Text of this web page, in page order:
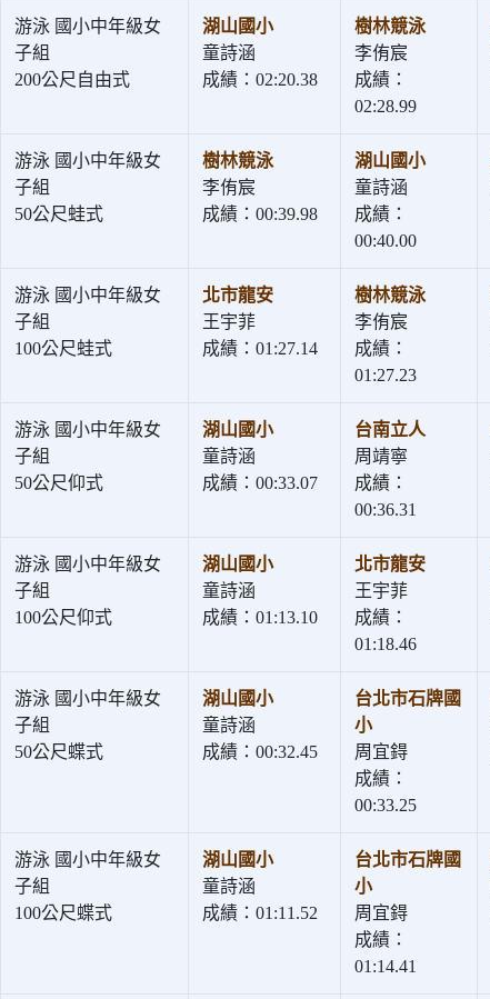
游泳 國小中年級女
子組
200公尺自由式
湖山國小
童詩涵
成績：02:20.38
樹林競泳
李侑宸
成績：
02:28.99
游泳 國小中年級女
子組
50公尺蛙式
樹林競泳
李侑宸
成績：00:39.98
湖山國小
童詩涵
成績：
00:40.00
游泳 國小中年級女
子組
100公尺蛙式
北市龍安
王宇菲
成績：01:27.14
樹林競泳
李侑宸
成績：
01:27.23
游泳 國小中年級女
子組
50公尺仰式
湖山國小
童詩涵
成績：00:33.07
台南立人
周靖寧
成績：
00:36.31
游泳 國小中年級女
子組
100公尺仰式
湖山國小
童詩涵
成績：01:13.10
北市龍安
王宇菲
成績：
01:18.46
游泳 國小中年級女
子組
50公尺蝶式
湖山國小
童詩涵
成績：00:32.45
台北市石牌國
小
周宜鍀
成績：
00:33.25
游泳 國小中年級女
子組
100公尺蝶式
湖山國小
童詩涵
成績：01:11.52
台北市石牌國
小
周宜鍀
成績：
01:14.41